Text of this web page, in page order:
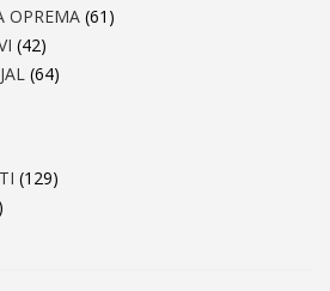
OPREMA (61)
(42)
(64)
(129)